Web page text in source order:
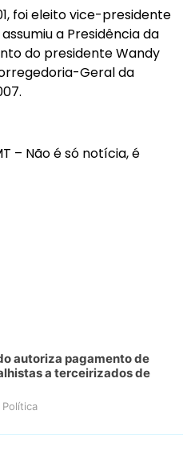
foi eleito vice-presidente
a Presidência da
do presidente Wandy
Geral da
– Não é só notícia, é
autoriza pagamento de
a terceirizados de
Política